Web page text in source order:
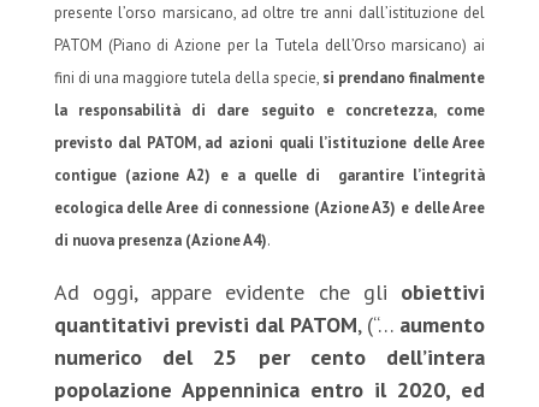
presente l’orso marsicano, ad oltre tre anni dall’istituzione del
PATOM (Piano di Azione per la Tutela dell’Orso marsicano) ai
fini di una maggiore tutela della specie, si prendano finalmente
la responsabilità di dare seguito e concretezza, come
previsto dal PATOM, ad azioni quali l’istituzione delle Aree
contigue (azione A2) e a quelle di garantire l’integrità
ecologica delle Aree di connessione (Azione A3) e delle Aree
di nuova presenza (Azione A4).
Ad oggi, appare evidente che gli obiettivi
quantitativi previsti dal PATOM, (“… aumento
numerico del 25 per cento dell’intera
popolazione Appenninica entro il 2020, ed